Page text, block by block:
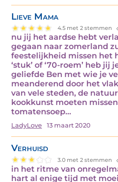
Lieve Mama
4.5 met 2 stemmen
nu jij het aardse hebt
gegaan naar zomerland
feestelijkheid missen het
‘stuk’ of ‘70-roem’ heb
geliefde Ben met wie je
meanderend door het
van vele steden, de
kookkunst moeten
tomatensoep…
LadyLove 13 maart 2020
Verhuisd
3.0 met 2 stemmen
in het ritme van
hart al enige tijd met